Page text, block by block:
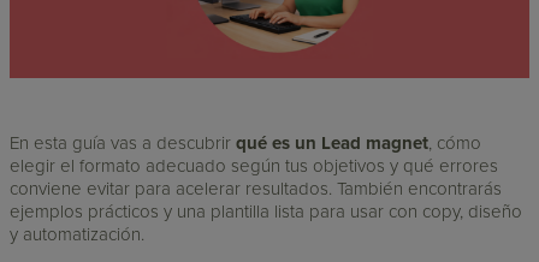
En esta guía vas a descubrirqué es un Lead magnet, cómo
elegir el formato adecuado según tus objetivos y qué errores
conviene evitar para acelerar resultados. También encontrarás
ejemplos prácticos y una plantilla lista para usar con copy, diseño
y automatización.